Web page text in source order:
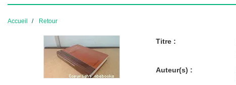
Accueil Retour
Titre :
Auteur(s) :